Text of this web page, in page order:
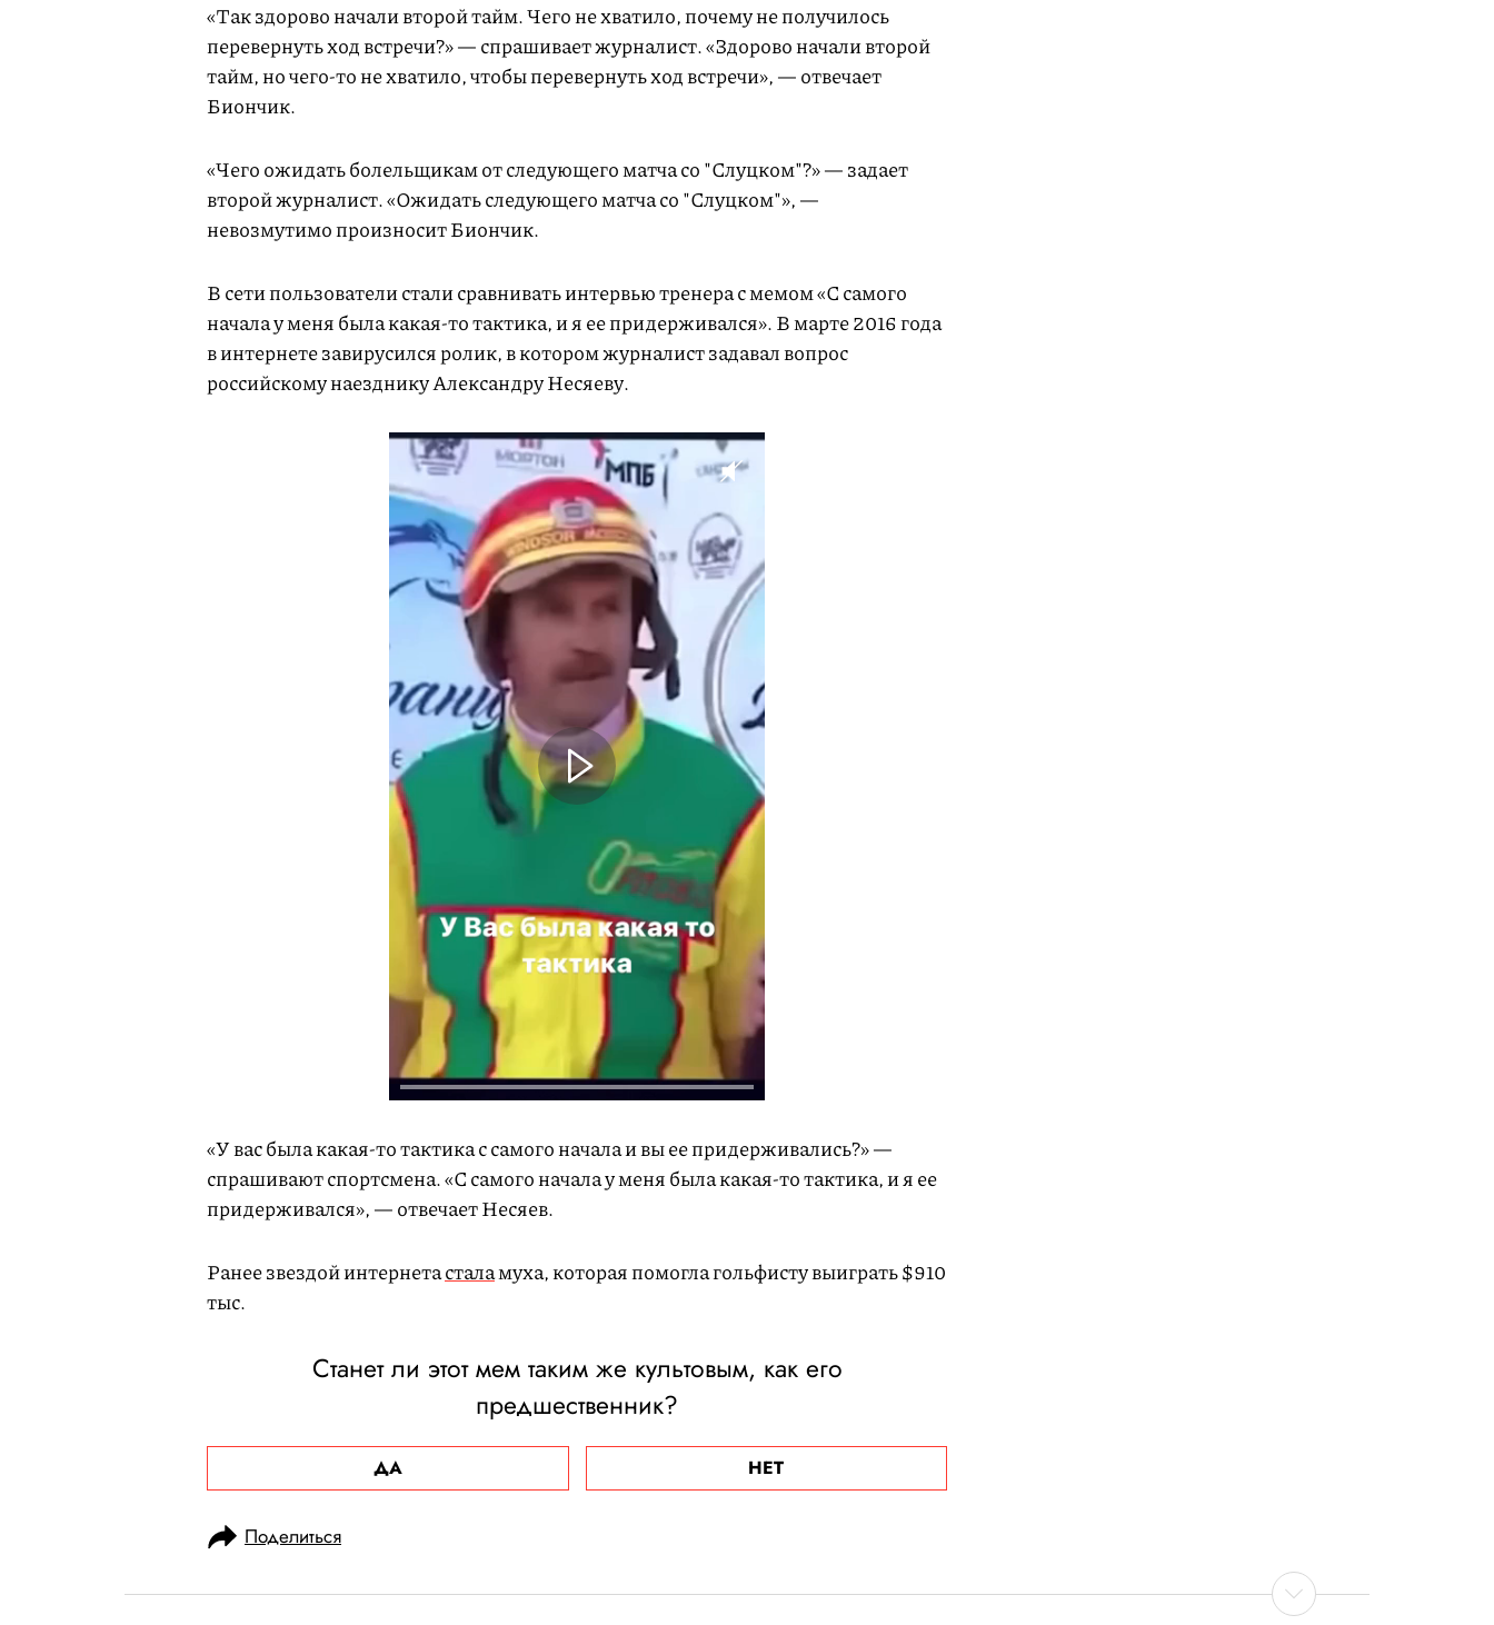
e
:
0
0
0
«Так здорово начали второй тайм. Чего не хватило, почему не получилось
перевернуть ход встречи?» — спрашивает журналист. «Здорово начали второй
тайм, но чего-то не хватило, чтобы перевернуть ход встречи», — отвечает
Биончик.
«Чего ожидать болельщикам от следующего матча со "Слуцком"?» — задает
второй журналист. «Ожидать следующего матча со "Слуцком"», —
невозмутимо произносит Биончик.
В сети пользователи стали сравнивать интервью тренера с мемом «С самого
начала у меня была какая-то тактика, и я ее придерживался». В марте 2016 года
в интернете завирусился ролик, в котором журналист задавал вопрос
российскому наезднику Александру Несяеву.
«У вас была какая-то тактика с самого начала и вы ее придерживались?» —
спрашивают спортсмена. «С самого начала у меня была какая-то тактика, и я ее
придерживался», — отвечает Несяев.
Ранее звездой интернетасталамуха, которая помогла гольфисту выиграть $910
тыс.
Станет ли этот мем таким же культовым, как его
предшественник?
ДА НЕТ
Поделиться